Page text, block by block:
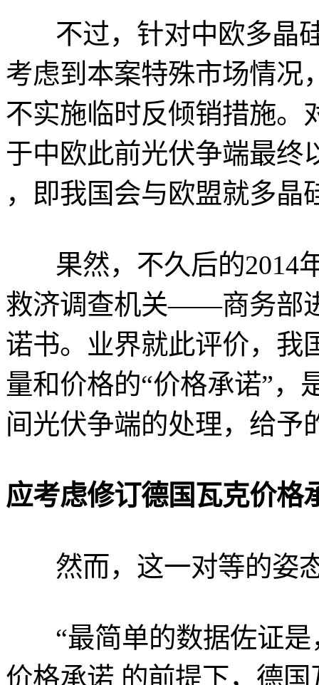
不过，针对中欧多晶
考虑到本案特殊市场情况
不实施临时反倾销措施。
于中欧此前光伏争端最终
，即我国会与欧盟就多晶
果然，不久后的2014
救济调查机关——商务部
诺书。业界就此评价，我
量和价格的“价格承诺”，
间光伏争端的处理，给予
应考虑修订德国瓦克价格
然而，这一对等的姿
“最简单的数据佐证
价格承诺 的前提下，德